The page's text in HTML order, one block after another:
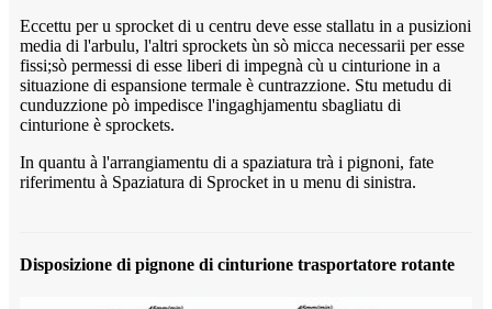
Eccettu per u sprocket di u centru deve esse stallatu in a pusizioni
media di l'arbulu, l'altri sprockets ùn sò micca necessarii per esse
fissi;sò permessi di esse liberi di impegnà cù u cinturione in a
situazione di espansione termale è cuntrazzione. Stu metudu di
cunduzzione pò impedisce l'ingaghjamentu sbagliatu di
cinturione è sprockets.
In quantu à l'arrangiamentu di a spaziatura trà i pignoni, fate
riferimentu à Spaziatura di Sprocket in u menu di sinistra.
Disposizione di pignone di cinturione trasportatore rotante